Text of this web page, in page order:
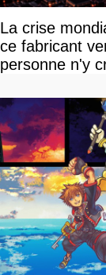
La crise
ce fabricant
personne n'y